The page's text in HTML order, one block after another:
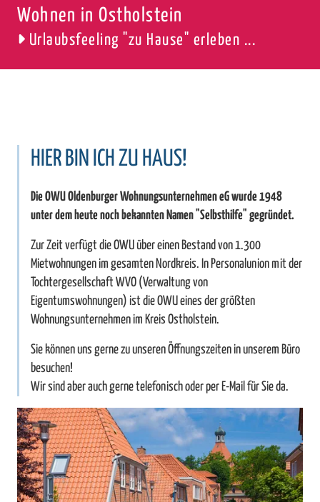
Wohnen in Ostholstein
Urlaubsfeeling "zu Hause" erleben ...
HIER BIN ICH ZU HAUS!
Die OWU Oldenburger Wohnungsunternehmen eG wurde 1948
unter dem heute noch bekannten Namen "Selbsthilfe" gegründet.
Zur Zeit verfügt die OWU über einen Bestand von 1.300
Mietwohnungen im gesamten Nordkreis. In Personalunion mit der
Tochtergesellschaft WVO (Verwaltung von
Eigentumswohnungen) ist die OWU eines der größten
Wohnungsunternehmen im Kreis Ostholstein.
Sie können uns gerne zu unseren Öffnungszeiten in unserem Büro
besuchen!
Wir sind aber auch gerne telefonisch oder per E-Mail für Sie da.